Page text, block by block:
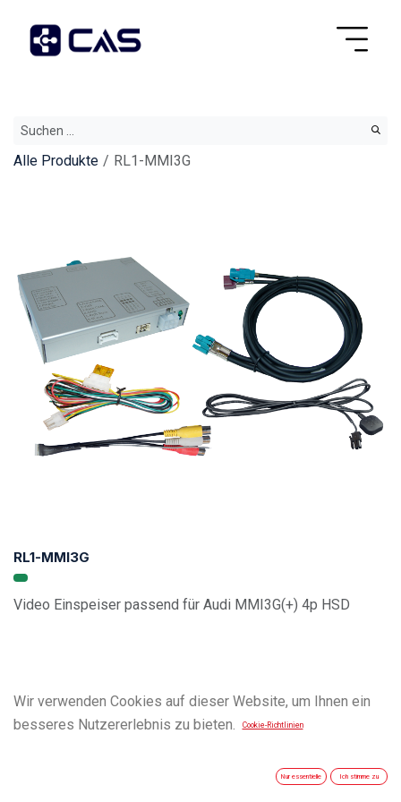
Alle Produkte RL1-MMI3G
RL1-MMI3G
Video Einspeiser passend für Audi MMI3G(+) 4p HSD
Wir verwenden Cookies auf dieser Website, um Ihnen ein
besseres Nutzererlebnis zu bieten.
Cookie-Richtlinien
Nur essentielle Ich stimme zu